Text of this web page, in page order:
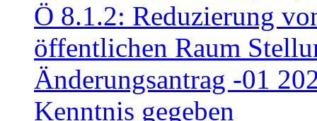
Ö 8.1.2: Reduzierung
öffentlichen Raum
Änderungsantrag -01
Kenntnis gegeben